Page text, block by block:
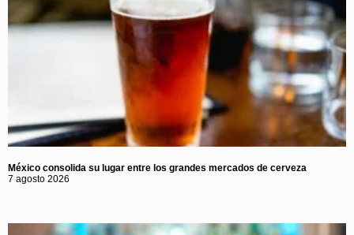
México consolida su lugar entre los grandes mercados de cerveza
7 agosto 2026